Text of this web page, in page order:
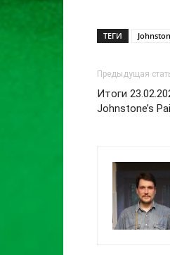
ТЕГИ
Предыдущая
Итоги
Johnstone’s